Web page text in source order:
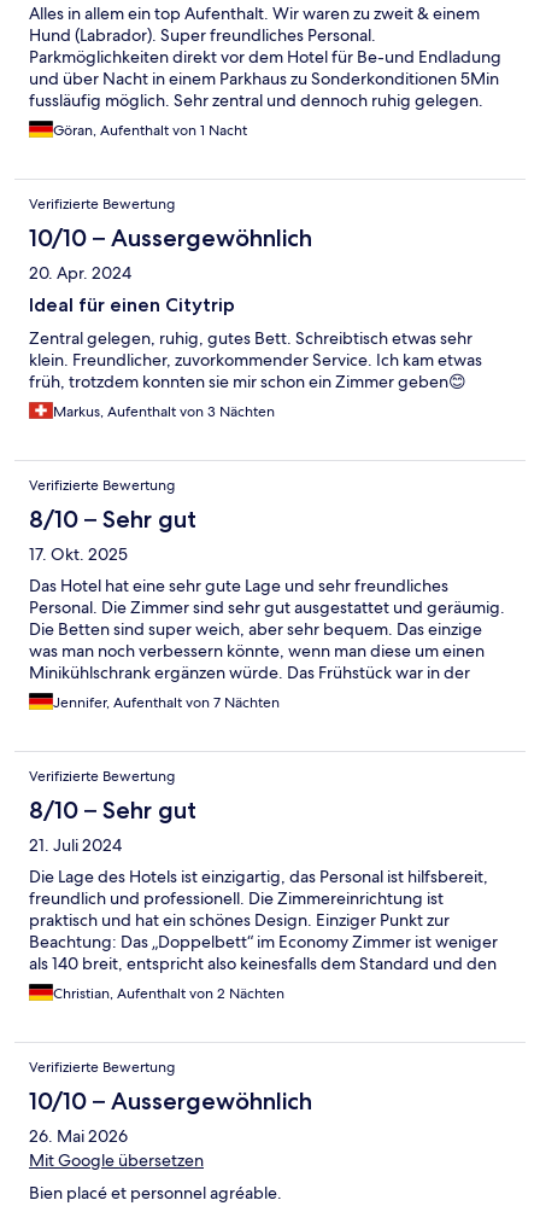
Alles in allem ein top Aufenthalt. Wir waren zu zweit & einem
Hund (Labrador). Super freundliches Personal.
Parkmöglichkeiten direkt vor dem Hotel für Be-und Endladung
und über Nacht in einem Parkhaus zu Sonderkonditionen 5Min
fussläufig möglich. Sehr zentral und dennoch ruhig gelegen.
Absolut zu empfehlen, gerne wieder!
Göran, Aufenthalt von 1 Nacht
Verifizierte Bewertung
10/10 – Aussergewöhnlich
20. Apr. 2024
Ideal für einen Citytrip
Zentral gelegen, ruhig, gutes Bett. Schreibtisch etwas sehr
klein. Freundlicher, zuvorkommender Service. Ich kam etwas
früh, trotzdem konnten sie mir schon ein Zimmer geben😊
Markus, Aufenthalt von 3 Nächten
Verifizierte Bewertung
8/10 – Sehr gut
17. Okt. 2025
Das Hotel hat eine sehr gute Lage und sehr freundliches
Personal. Die Zimmer sind sehr gut ausgestattet und geräumig.
Die Betten sind super weich, aber sehr bequem. Das einzige
was man noch verbessern könnte, wenn man diese um einen
Minikühlschrank ergänzen würde. Das Frühstück war in der
Auswahl und Qualität ausgezeichnet. Hier kann jeder etwas
finden.....Brötchen, Brot, Lachs, Wurst, Käse, Gemüse, Obst,
Eier, Speck, Pancakes etc. Ergänzt durch eine breite Auswahl an
Kaffeespezialitäten und Säften. Eine Zimmerreinigung hat nur
auf Wunsch stattgefunden, was aber absolut angenehm war.....
man konnte alles was man benötige z.B. Handtuchwechsel,
Toilettenpapier etc.) beim Empfang erfragen.
Jennifer, Aufenthalt von 7 Nächten
Verifizierte Bewertung
8/10 – Sehr gut
21. Juli 2024
Die Lage des Hotels ist einzigartig, das Personal ist hilfsbereit,
freundlich und professionell. Die Zimmereinrichtung ist
praktisch und hat ein schönes Design. Einziger Punkt zur
Beachtung: Das „Doppelbett“ im Economy Zimmer ist weniger
als 140 breit, entspricht also keinesfalls dem Standard und den
Erwartungen. Schade, dass dieser Punkt in der Beschreibung
fehlt.
Christian, Aufenthalt von 2 Nächten
Verifizierte Bewertung
10/10 – Aussergewöhnlich
26. Mai 2026
Mit Google übersetzen
Bien placé et personnel agréable.